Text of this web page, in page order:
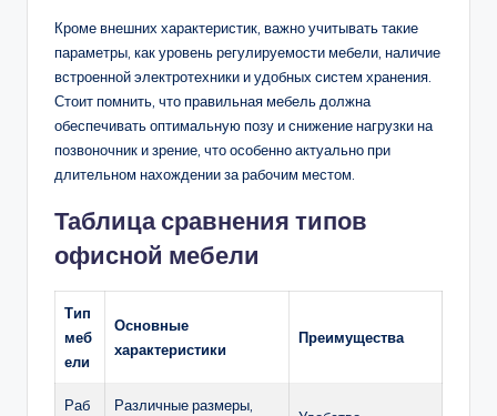
Кроме внешних характеристик, важно учитывать такие
параметры, как уровень регулируемости мебели, наличие
встроенной электротехники и удобных систем хранения.
Стоит помнить, что правильная мебель должна
обеспечивать оптимальную позу и снижение нагрузки на
позвоночник и зрение, что особенно актуально при
длительном нахождении за рабочим местом.
Таблица сравнения типов
офисной мебели
Тип
меб
ели
Основные
характеристики
Преимущества
Раб
Различные размеры,